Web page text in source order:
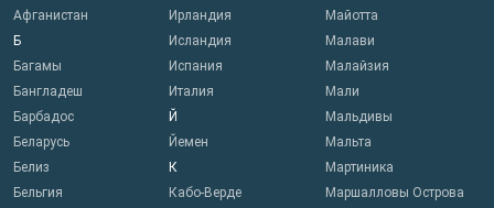
Афганистан
Б
Багамы
Бангладеш
Барбадос
Беларусь
Белиз
Бельгия
Ирландия
Исландия
Испания
Италия
Й
Йемен
К
Кабо-Верде
Майотта
Малави
Малайзия
Мали
Мальдивы
Мальта
Мартиника
Маршалловы Острова